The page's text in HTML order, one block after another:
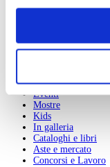
tutti” presti il tuo
Tutte le news
Eventi
Mostre
Kids
In galleria
Cataloghi e libri
Aste e mercato
Concorsi e Lavoro